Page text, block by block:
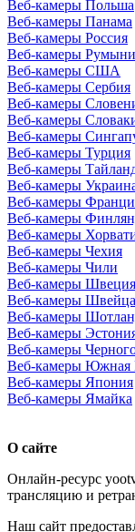
Веб-камеры Польша
Веб-камеры Панама
Веб-камеры Россия
Веб-камеры
Веб-камеры США
Веб-камеры Сербия
Веб-камеры
Веб-камеры
Веб-камеры
Веб-камеры Турция
Веб-камеры
Веб-камеры
Веб-камеры
Веб-камеры
Веб-камеры
Веб-камеры Чехия
Веб-камеры Чили
Веб-камеры Швеция
Веб-камеры
Веб-камеры
Веб-камеры
Веб-камеры
Веб-камеры Южная
Веб-камеры Япония
Веб-камеры Ямайка
О сайте
Онлайн-ресурс
трансляцию и
Наш сайт